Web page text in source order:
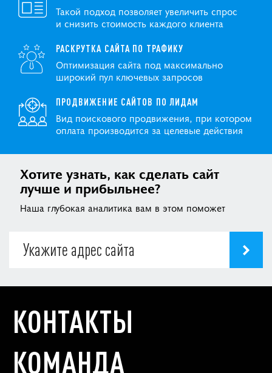
Такой подход позволяет увеличить спрос
и снизить стоимость каждого клиента
РАСКРУТКА САЙТА ПО ТРАФИКУ
Оптимизация сайта под максимально
широкий пул ключевых запросов
ПРОДВИЖЕНИЕ САЙТОВ ПО ЛИДАМ
Вид поискового продвижения, при котором
оплата производится за целевые действия
Хотите узнать, как сделать сайт
лучше и прибыльнее?
Наша глубокая аналитика вам в этом поможет
КОНТАКТЫ
КОМАНДА